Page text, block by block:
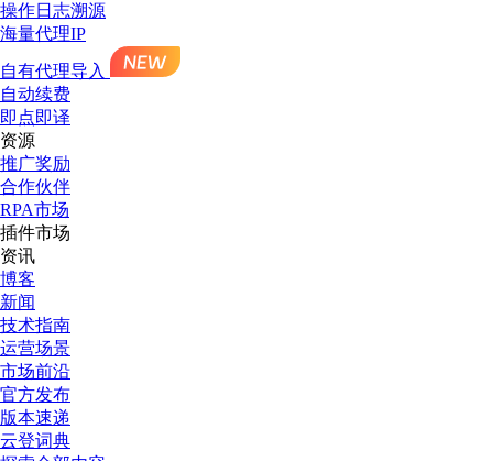
操作日志溯源
海量代理IP
自有代理导入
自动续费
即点即译
资源
推广奖励
合作伙伴
RPA市场
插件市场
资讯
博客
新闻
技术指南
运营场景
市场前沿
官方发布
版本速递
云登词典